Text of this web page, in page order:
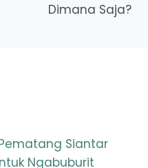
Dimana Saja?